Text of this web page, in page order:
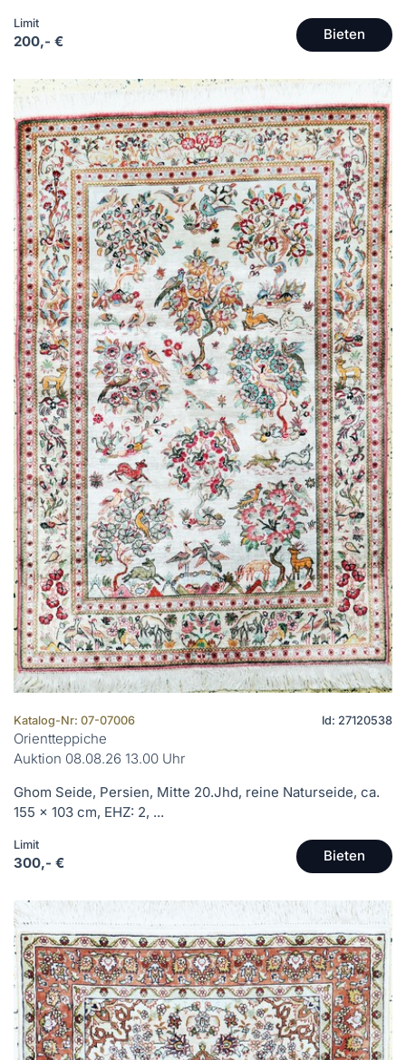
Limit
200,- € Bieten
Katalog-Nr: 07-07006 Id: 27120538
Orientteppiche
Auktion 08.08.26 13.00 Uhr
Ghom Seide, Persien, Mitte 20.Jhd, reine Naturseide, ca.
155 x 103 cm, EHZ: 2, ...
Limit
300,- € Bieten